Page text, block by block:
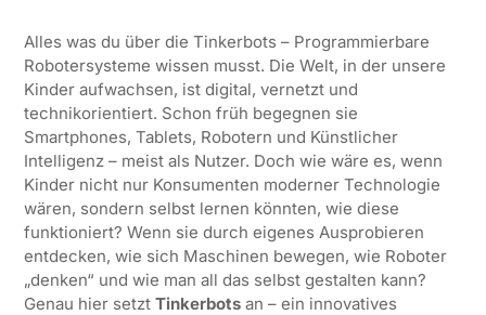
Alles was du über die Tinkerbots – Programmierbare
Robotersysteme wissen musst. Die Welt, in der unsere
Kinder aufwachsen, ist digital, vernetzt und
technikorientiert. Schon früh begegnen sie
Smartphones, Tablets, Robotern und Künstlicher
Intelligenz – meist als Nutzer. Doch wie wäre es, wenn
Kinder nicht nur Konsumenten moderner Technologie
wären, sondern selbst lernen könnten, wie diese
funktioniert? Wenn sie durch eigenes Ausprobieren
entdecken, wie sich Maschinen bewegen, wie Roboter
„denken“ und wie man all das selbst gestalten kann?
Genau hier setzt Tinkerbotsan – ein innovatives